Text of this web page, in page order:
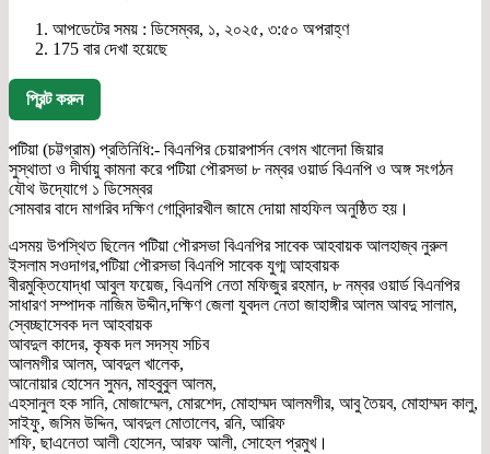
আপডেটের সময় : ডিসেম্বর, ১, ২০২৫, ৩:৫০ অপরাহ্ণ
175 বার দেখা হয়েছে
প্রিন্ট করুন
পটিয়া (চট্টগ্রাম) প্রতিনিধি:- বিএনপির চেয়ারপার্সন বেগম খালেদা জিয়ার
সুস্থাতা ও দীর্ঘায়ু কামনা করে পটিয়া পৌরসভা ৮ নম্বর ওয়ার্ড বিএনপি ও অঙ্গ সংগঠন
যৌথ উদ্যােগে ১ ডিসেম্বর
সোমবার বাদে মাগরিব দক্ষিণ গোবিন্দারখীল জামে দোয়া মাহফিল অনুষ্ঠিত হয়।
এসময় উপস্থিত ছিলেন পটিয়া পৌরসভা বিএনপির সাবেক আহবায়ক আলহাজ্ব নুরুল
ইসলাম সওদাগর,পটিয়া পৌরসভা বিএনপি সাবেক যুগ্ম আহবায়ক
বীরমুক্তিযোদ্ধা আবুল ফয়েজ, বিএনপি নেতা মফিজুর রহমান, ৮ নম্বর ওয়ার্ড বিএনপির
সাধারণ সম্পাদক নাজিম উদ্দীন,দক্ষিণ জেলা যুবদল নেতা জাহাঙ্গীর আলম আবদু সালাম,
স্বেচ্ছাসেবক দল আহবায়ক
আবদুল কাদের, কৃষক দল সদস্য সচিব
আলমগীর আলম, আবদুল খালেক,
আনোয়ার হোসেন সুমন, মাহবুবুল আলম,
এহসানুল হক সানি, মোজাম্মেল, মোরশেদ, মোহাম্মদ আলমগীর, আবু তৈয়ব, মোহাম্মদ কালু,
সাইফু, জসিম উদ্দিন, আবদুল মোতালেব, রনি, আরিফ
শফি, ছাএনেতা আলী হোসেন, আরফ আলী, সোহেল প্রমুখ।